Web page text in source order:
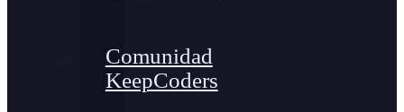
Comunidad
KeepCoders